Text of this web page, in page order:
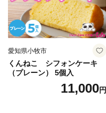
愛知県小牧市
くんねこ シフォンケーキ
（プレーン） 5個入
11,000円